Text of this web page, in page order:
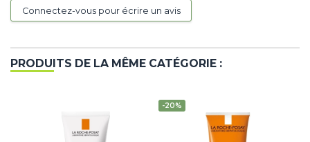
Connectez-vous pour écrire un avis
PRODUITS DE LA MÊME CATÉGORIE :
-20%